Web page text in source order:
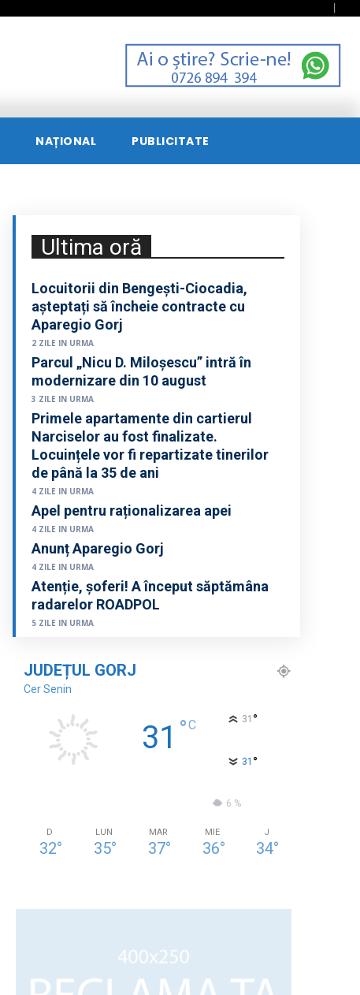
NAȚIONAL PUBLICITATE
Ultima oră
Locuitorii din Bengești-Ciocadia,
așteptați să încheie contracte cu
Aparegio Gorj
2 ZILE IN URMA
Parcul „Nicu D. Miloșescu” intră în
modernizare din 10 august
3 ZILE IN URMA
Primele apartamente din cartierul
Narciselor au fost finalizate.
Locuințele vor fi repartizate tinerilor
de până la 35 de ani
4 ZILE IN URMA
Apel pentru raționalizarea apei
4 ZILE IN URMA
Anunț Aparegio Gorj
4 ZILE IN URMA
Atenție, șoferi! A început săptămâna
radarelor ROADPOL
5 ZILE IN URMA
JUDEȚUL GORJ
Cer Senin
31 °C 31 °
31 °
6 %
D
32°
LUN
35°
MAR
37°
MIE
36°
J
34°